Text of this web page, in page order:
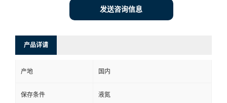
发送咨询信息
产品详请
产地 国内
保存条件 液氮